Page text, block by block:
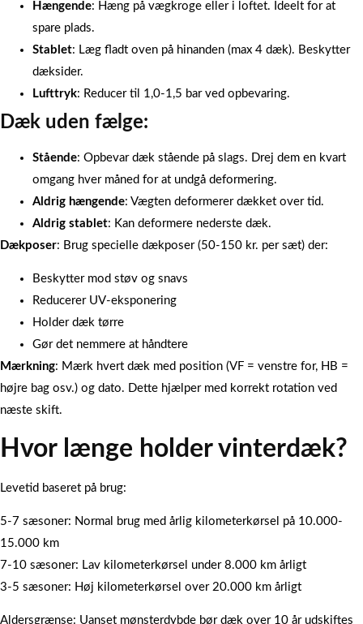
Hængende: Hæng på vægkroge eller i loftet. Ideelt for at
spare plads.
Stablet: Læg fladt oven på hinanden (max 4 dæk). Beskytter
dæksider.
Lufttryk: Reducer til 1,0-1,5 bar ved opbevaring.
Dæk uden fælge:
Stående: Opbevar dæk stående på slags. Drej dem en kvart
omgang hver måned for at undgå deformering.
Aldrig hængende: Vægten deformerer dækket over tid.
Aldrig stablet: Kan deformere nederste dæk.
Dækposer: Brug specielle dækposer (50-150 kr. per sæt) der:
Beskytter mod støv og snavs
Reducerer UV-eksponering
Holder dæk tørre
Gør det nemmere at håndtere
Mærkning: Mærk hvert dæk med position (VF = venstre for, HB =
højre bag osv.) og dato. Dette hjælper med korrekt rotation ved
næste skift.
Hvor længe holder vinterdæk?
Levetid baseret på brug:
5-7 sæsoner: Normal brug med årlig kilometerkørsel på 10.000-
15.000 km
7-10 sæsoner: Lav kilometerkørsel under 8.000 km årligt
3-5 sæsoner: Høj kilometerkørsel over 20.000 km årligt
Aldersgrænse: Uanset mønsterdybde bør dæk over 10 år udskiftes